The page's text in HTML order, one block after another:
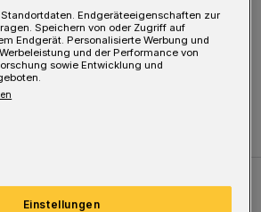
Endgeräteeigenschaften zur
Speichern von oder Zugriff auf
Endgerät. Personalisierte Werbung und
und der Performance von
sowie Entwicklung und
Einstellungen